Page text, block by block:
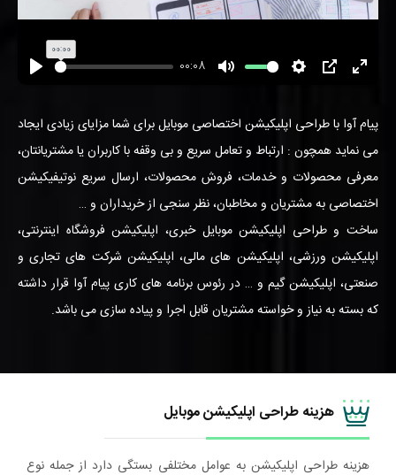
00:00
00:08
شود
پیام آوا با طراحی اپلیکیشن اختصاصی موبایل برای شما مزایای زیادی ایجاد
می نماید همچون : ارتباط و تعامل سریع و بی وقفه با کاربران یا مشتریانتان،
معرفی محصولات و خدمات، فروش محصولات، ارسال سریع نوتیفیکیشن
اختصاصی به مشتریان و مخاطبان، نظر سنجی از خریداران و …
ساخت و طراحی اپلیکیشن موبایل خبری، اپلیکیشن فروشگاه اینترنتی،
اپلیکیشن ورزشی، اپلیکیشن های مالی، اپلیکیشن شرکت های تجاری و
صنعتی، اپلیکیشن گیم و … در رئوس برنامه های کاری پیام آوا قرار داشته
که بسته به نیاز و خواسته مشتریان قابل اجرا و پیاده سازی می باشد.
هزینه طراحی اپلیکیشن موبایل
هزینه طراحی اپلیکیشن به عوامل مختلفی بستگی دارد از جمله نوع